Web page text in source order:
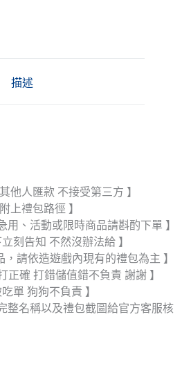
描述
他人匯款 不接受第三方 】
上禮包路徑 】
用、活動或限時商品請斟酌下單 】
刻告知 不然沒辦法給 】
請依造遊戲內現有的禮包為主 】
正確 打錯儲值錯不負責 謝謝 】
單 狗狗不負責 】
整名稱以及禮包截圖給官方客服核